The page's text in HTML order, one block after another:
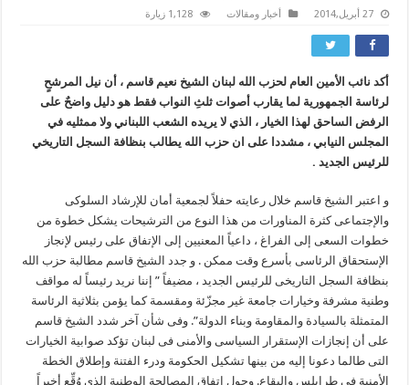
27 أبريل,2014 أخبار ومقالات 1,128 زيارة
أكد نائب الأمين العام لحزب الله لبنان الشيخ نعيم قاسم ، أن نيل المرشحٍ
لرئاسة الجمهورية لما يقارب أصوات ثلثِ النواب فقط هو دليل واضحٌ على
الرفض الساحق لهذا الخيار ، الذي لا يريده الشعب اللبناني ولا ممثليه في
المجلس النيابي ، مشددا على ان حزب الله يطالب بنظافة السجل التاريخي
للرئيس الجديد .
و اعتبر الشیخ قاسم خلال رعایته حفلاً لجمعیة أمان للإرشاد السلوکی
والإجتماعی کثرة المناورات من هذا النوع من الترشیحات یشکل خطوة من
خطوات السعی إلى الفراغ ، داعیاً المعنیین إلى الإتفاق على رئیس لإنجاز
الإستحقاق الرئاسی بأسرع وقت ممکن . و جدد الشیخ قاسم مطالبة حزب الله
بنظافة السجل التاریخی للرئیس الجدید ، مضیفاً ” إننا نرید رئیساً له مواقف
وطنیة مشرفة وخیارات جامعة غیر مجزّئة ومقسمة کما یؤمن بثلاثیة الرئاسة
المتمثلة بالسیادة والمقاومة وبناء الدولة”. وفی شأن آخر شدد الشیخ قاسم
على أن إنجازات الإستقرار السیاسی والأمنی فی لبنان تؤکد صوابیة الخیارات
التی طالما دعونا إلیه من بینها تشکیل الحکومة ودرء الفتنة وإطلاق الخطة
الأمنیة فی طرابلس والبقاع. وحول إتفاق المصالحة الوطنیة الذی وُقِّع أخیراً